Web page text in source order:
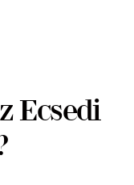
Ecsedi